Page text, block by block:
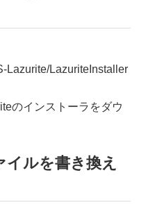
Lazurite/LazuriteInstaller
のインストーラをダウ
ルを書き換え